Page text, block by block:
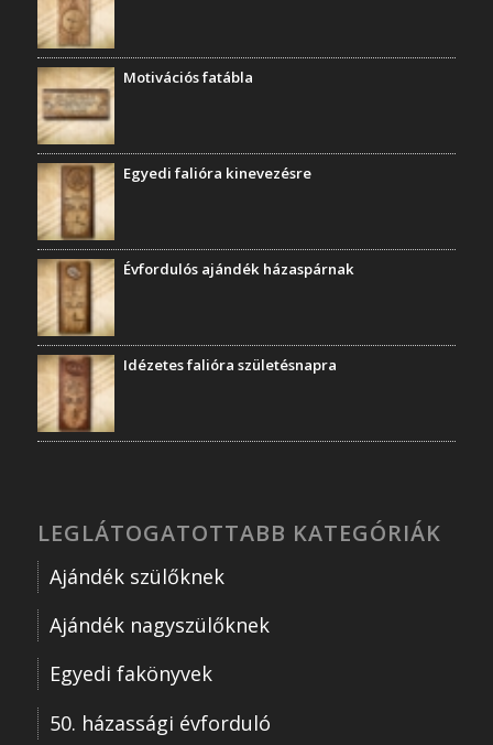
Motivációs fatábla
Egyedi falióra kinevezésre
Évfordulós ajándék házaspárnak
Idézetes falióra születésnapra
LEGLÁTOGATOTTABB KATEGÓRIÁK
Ajándék szülőknek
Ajándék nagyszülőknek
Egyedi fakönyvek
50. házassági évforduló